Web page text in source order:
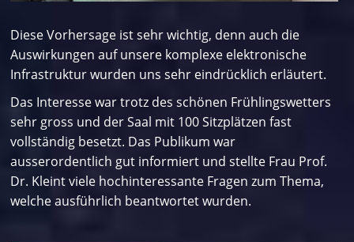
Diese Vorhersage ist sehr wichtig, denn auch die
Auswirkungen auf unsere komplexe elektronische
Infrastruktur wurden uns sehr eindrücklich erläutert.
Das Interesse war trotz des schönen Frühlingswetters
sehr gross und der Saal mit 100 Sitzplätzen fast
vollständig besetzt. Das Publikum war
ausserordentlich gut informiert und stellte Frau Prof.
Dr. Kleint viele hochinteressante Fragen zum Thema,
welche ausführlich beantwortet wurden.